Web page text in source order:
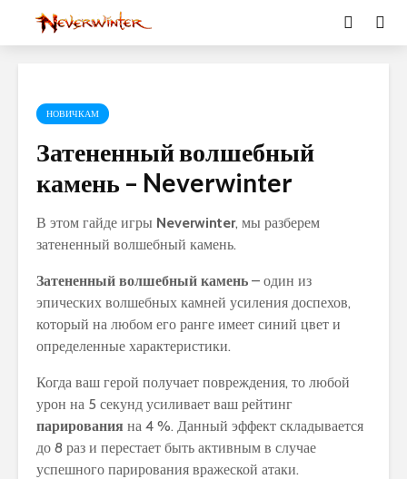
НОВИЧКАМ
Затененный волшебный
камень – Neverwinter
В этом гайде игры Neverwinter, мы разберем
затененный волшебный камень.
Затененный волшебный камень – один из
эпических волшебных камней усиления доспехов,
который на любом его ранге имеет синий цвет и
определенные характеристики.
Когда ваш герой получает повреждения, то любой
урон на 5 секунд усиливает ваш рейтинг
парирования на 4 %. Данный эффект складывается
до 8 раз и перестает быть активным в случае
успешного парирования вражеской атаки.